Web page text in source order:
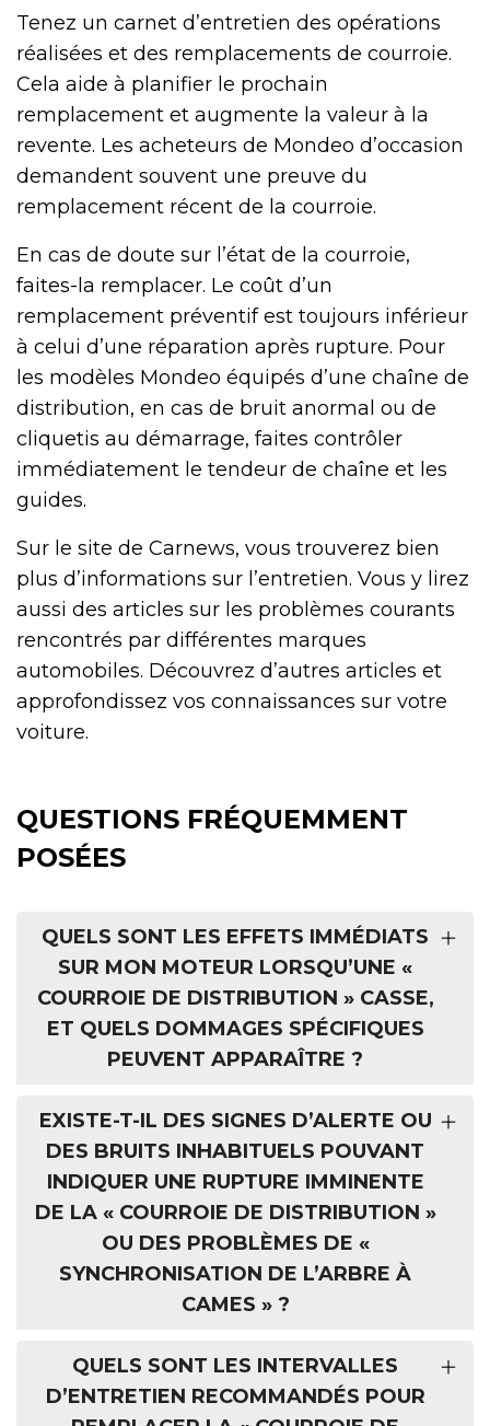
Tenez un carnet d’entretien des opérations
réalisées et des remplacements de courroie.
Cela aide à planifier le prochain
remplacement et augmente la valeur à la
revente. Les acheteurs de Mondeo d’occasion
demandent souvent une preuve du
remplacement récent de la courroie.
En cas de doute sur l’état de la courroie,
faites-la remplacer. Le coût d’un
remplacement préventif est toujours inférieur
à celui d’une réparation après rupture. Pour
les modèles Mondeo équipés d’une chaîne de
distribution, en cas de bruit anormal ou de
cliquetis au démarrage, faites contrôler
immédiatement le tendeur de chaîne et les
guides.
Sur le site de Carnews, vous trouverez bien
plus d’informations sur l’entretien. Vous y lirez
aussi des articles sur les problèmes courants
rencontrés par différentes marques
automobiles. Découvrez d’autres articles et
approfondissez vos connaissances sur votre
voiture.
QUESTIONS FRÉQUEMMENT
POSÉES
QUELS SONT LES EFFETS IMMÉDIATS
SUR MON MOTEUR LORSQU’UNE «
COURROIE DE DISTRIBUTION » CASSE,
ET QUELS DOMMAGES SPÉCIFIQUES
PEUVENT APPARAÎTRE ?
EXISTE-T-IL DES SIGNES D’ALERTE OU
DES BRUITS INHABITUELS POUVANT
INDIQUER UNE RUPTURE IMMINENTE
DE LA « COURROIE DE DISTRIBUTION »
OU DES PROBLÈMES DE «
SYNCHRONISATION DE L’ARBRE À
CAMES » ?
QUELS SONT LES INTERVALLES
D’ENTRETIEN RECOMMANDÉS POUR